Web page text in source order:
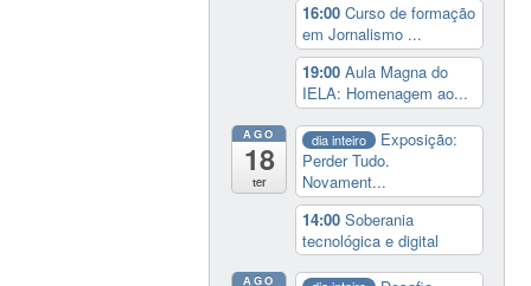
16:00Curso de formação
em Jornalismo ...
19:00Aula Magna do
IELA: Homenagem ao...
AGO
18
ter
dia inteiro
Exposição:
Perder Tudo.
Novament...
14:00Soberania
tecnológica e digital
AGO